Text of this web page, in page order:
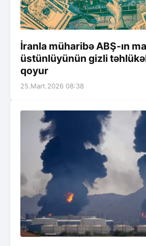
İranla müharibə ABŞ-ın
üstünlüyünün gizli
qoyur
25.Mart.2026 08:38